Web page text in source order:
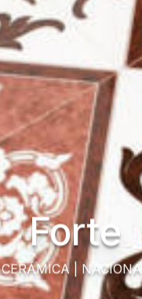
Forte
CERÁMICA| NACIONAL